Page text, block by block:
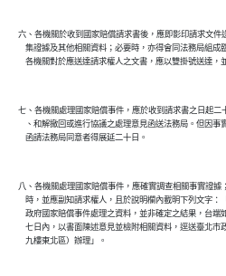
六、各機關於收到國家賠償請求書後，應即影印請求文件
集證據及其他相關資料；必要時，亦得會同法務局組成
七、各機關處理國家賠償事件，應於收到請求書之日起二
、和解撤回或進行協議之處理意見函送法務局。但因
八、各機關處理國家賠償事件，應確實調查相關事實證據
時，並應副知請求權人，且於說明欄內載明下列文字
政府國家賠償事件處理之資料，並非確定之結果，台
七日內，以書面陳述意見並檢附相關資料，逕送臺北